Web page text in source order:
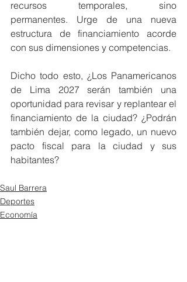
recursos temporales, sino
permanentes. Urge de una nueva
estructura de financiamiento acorde
con sus dimensiones y competencias.
Dicho todo esto, ¿Los Panamericanos
de Lima 2027 serán también una
oportunidad para revisar y replantear el
financiamiento de la ciudad? ¿Podrán
también dejar, como legado, un nuevo
pacto fiscal para la ciudad y sus
habitantes?
Saul Barrera
Deportes
Economía